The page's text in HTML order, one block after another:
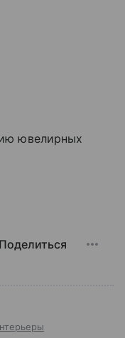
ювелирных
Поделиться